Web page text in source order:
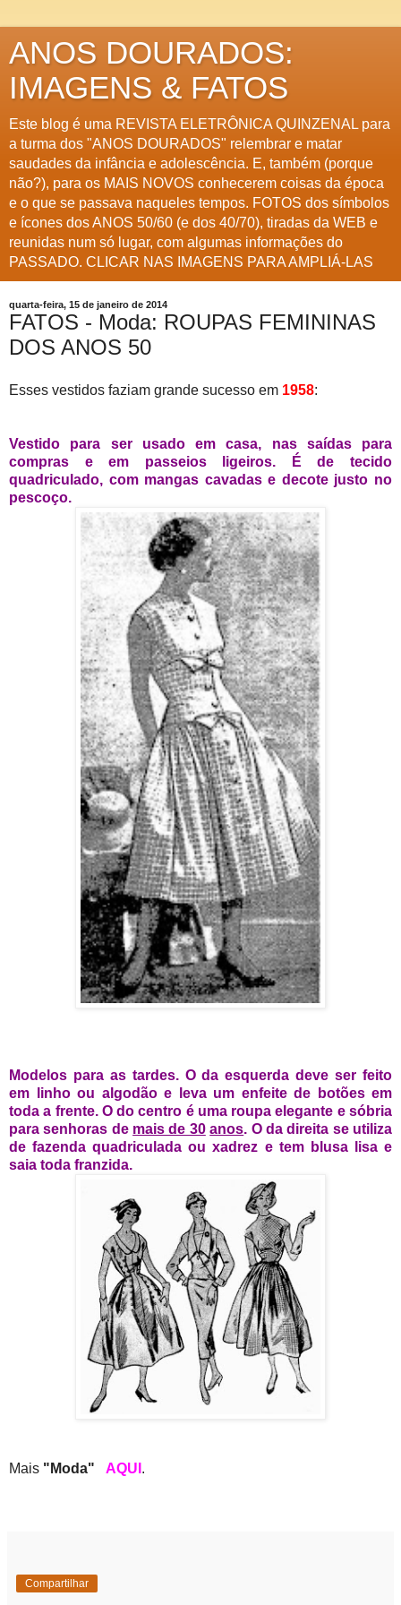
ANOS DOURADOS:
IMAGENS & FATOS
Este blog é uma REVISTA ELETRÔNICA QUINZENAL para
a turma dos "ANOS DOURADOS" relembrar e matar
saudades da infância e adolescência. E, também (porque
não?), para os MAIS NOVOS conhecerem coisas da época
e o que se passava naqueles tempos. FOTOS dos símbolos
e ícones dos ANOS 50/60 (e dos 40/70), tiradas da WEB e
reunidas num só lugar, com algumas informações do
PASSADO. CLICAR NAS IMAGENS PARA AMPLIÁ-LAS
quarta-feira, 15 de janeiro de 2014
FATOS - Moda: ROUPAS FEMININAS
DOS ANOS 50
Esses vestidos faziam grande sucesso em 1958:
Vestido para ser usado em casa, nas saídas para
compras e em passeios ligeiros. É de tecido
quadriculado, com mangas cavadas e decote justo no
pescoço.
Modelos para as tardes. O da esquerda deve ser feito
em linho ou algodão e leva um enfeite de botões em
toda a frente. O do centro é uma roupa elegante e sóbria
para senhoras de mais de 30 anos. O da direita se utiliza
de fazenda quadriculada ou xadrez e tem blusa lisa e
saia toda franzida.
Mais "Moda" AQUI .
Compartilhar